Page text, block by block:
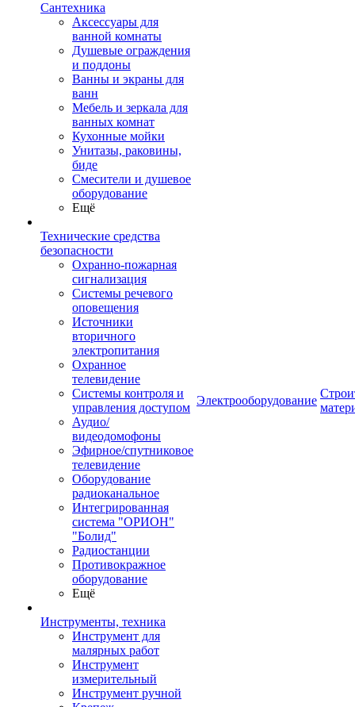
Сантехника
Аксессуары для
ванной комнаты
Душевые ограждения
и поддоны
Ванны и экраны для
ванн
Мебель и зеркала для
ванных комнат
Кухонные мойки
Унитазы, раковины,
биде
Смесители и душевое
оборудование
Ещё
Технические средства
безопасности
Охранно-пожарная
сигнализация
Системы речевого
оповещения
Источники
вторичного
электропитания
Охранное
телевидение
Системы контроля и
управления доступом
Аудио/
видеодомофоны
Эфирное/спутниковое
телевидение
Оборудование
радиоканальное
Интегрированная
система "ОРИОН"
"Болид"
Радиостанции
Противокражное
оборудование
Ещё
Инструменты, техника
Инструмент для
малярных работ
Инструмент
измерительный
Инструмент ручной
Электрооборудование